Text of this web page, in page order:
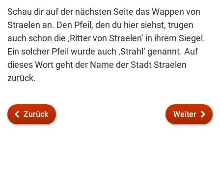
Schau dir auf der nächsten Seite das Wappen von
Straelen an. Den Pfeil, den du hier siehst, trugen
auch schon die ‚Ritter von Straelen‘ in ihrem Siegel.
Ein solcher Pfeil wurde auch ‚Strahl‘ genannt. Auf
dieses Wort geht der Name der Stadt Straelen
zurück.
Zurück Weiter